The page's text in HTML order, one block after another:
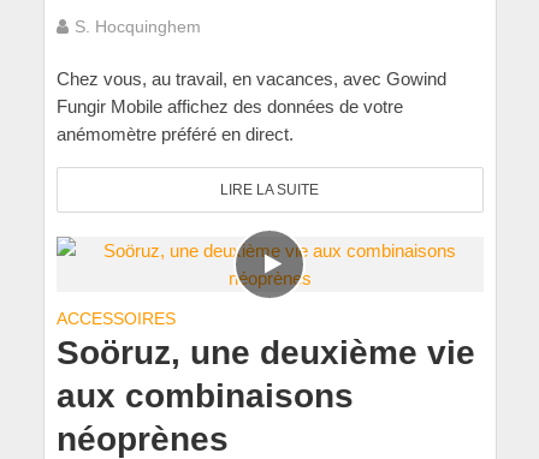
S. Hocquinghem
Chez vous, au travail, en vacances, avec Gowind
Fungir Mobile affichez des données de votre
anémomètre préféré en direct.
LIRE LA SUITE
ACCESSOIRES
Soöruz, une deuxième vie
aux combinaisons
néoprènes